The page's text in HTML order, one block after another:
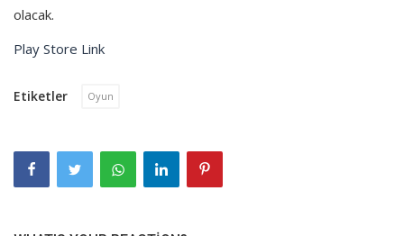
olacak.
Play Store Link
Etiketler Oyun